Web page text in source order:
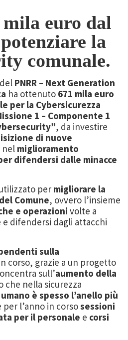
euro dal
la
comunale.
PNRR – Next Generation
ha ottenuto 671 mila euro
per la Cybersicurezza
1 – Componente 1
, da investire
di nuove
nel miglioramento
difendersi dalle minacce
per migliorare la
Comune, ovvero l’insieme
e operazioni volte a
difendersi dagli attacchi
sulla
corso, grazie a un progetto
sull’aumento della
che nella sicurezza
è spesso l’anello più
per l’anno in corsosessioni
per il personale e corsi